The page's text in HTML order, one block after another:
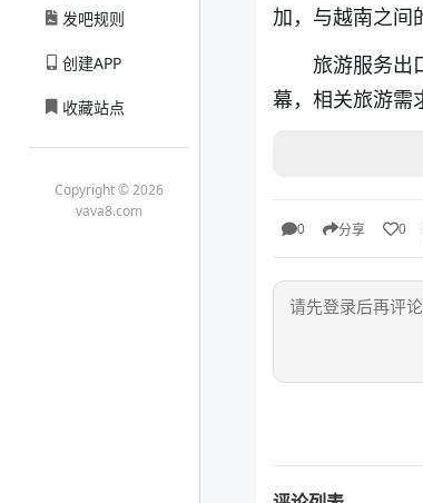
发吧规则
创建APP
收藏站点
Copyright © 2026
vava8.com
加，与越南之间
旅游服务出
幕，相关旅游需
0 分享 0